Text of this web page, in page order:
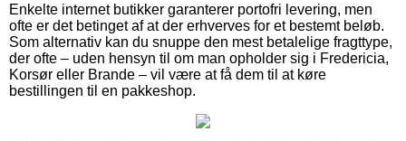
Enkelte internet butikker garanterer portofri levering, men
ofte er det betinget af at der erhverves for et bestemt beløb.
Som alternativ kan du snuppe den mest betalelige fragttype,
der ofte – uden hensyn til om man opholder sig i Fredericia,
Korsør eller Brande – vil være at få dem til at køre
bestillingen til en pakkeshop.